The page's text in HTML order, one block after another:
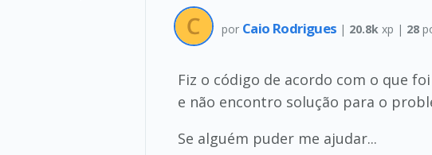
por Caio Rodrigues | 20.8k xp | 28
Fiz o código de acordo com o que
e não encontro solução para o
Se alguém puder me ajudar...